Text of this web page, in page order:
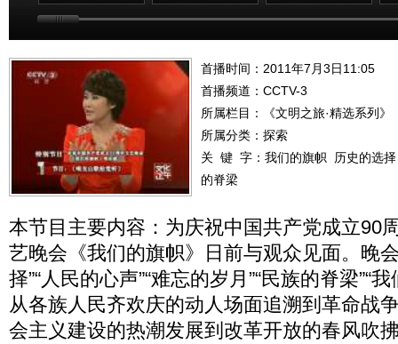
首播时间：2011年7月3日11:05
首播频道： CCTV-3
所属栏目：
《文明之旅·精选系列》
所属分类：探索
关 键 字： 我们的旗帜
历史的选择
的脊梁
本节目主要内容：为庆祝中国共产党成立90
艺晚会《我们的旗帜》日前与观众见面。晚会
择”“人民的心声”“难忘的岁月”“民族的脊梁”“
从各族人民齐欢庆的动人场面追溯到革命战
会主义建设的热潮发展到改革开放的春风吹